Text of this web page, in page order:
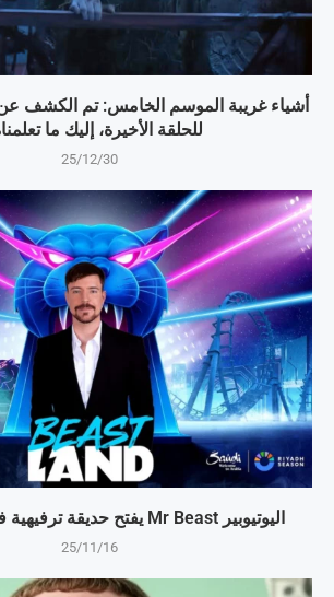
أشياء غريبة الموسم الخامس: تم الكشف عن
للحلقة الأخيرة، إليك ما
25/12/30
اليوتيوبير Mr Beast يفتح حديقة ترفيهية في بلد… مفاجئ
25/11/16